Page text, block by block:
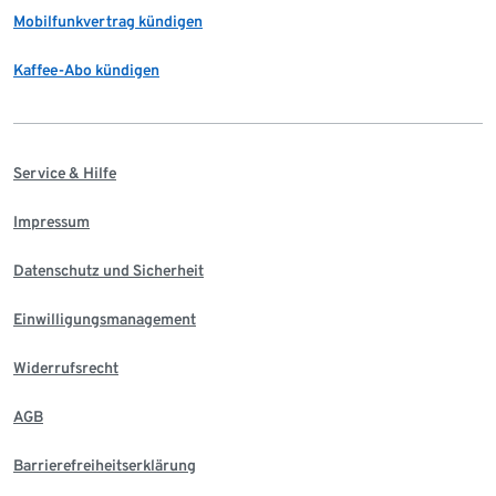
Mobilfunkvertrag kündigen
Kaffee-Abo kündigen
Service & Hilfe
Impressum
Datenschutz und Sicherheit
Einwilligungsmanagement
Widerrufsrecht
AGB
Barrierefreiheitserklärung